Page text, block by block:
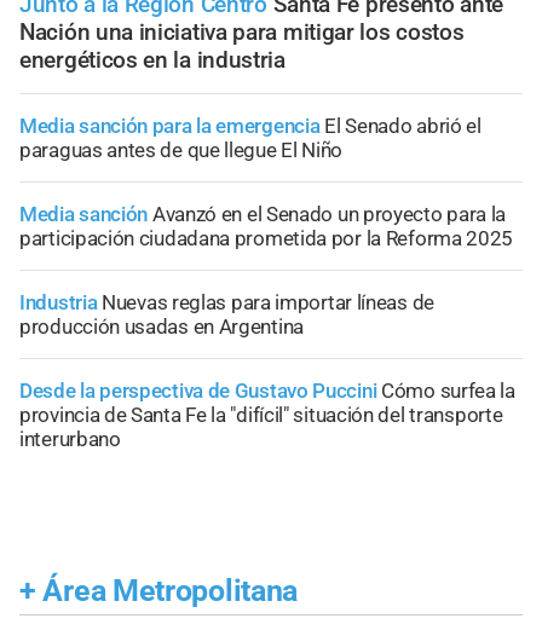
Nación una iniciativa para mitigar los costos
energéticos en la industria
Media sanción para la emergencia El Senado abrió el
paraguas antes de que llegue El Niño
Media sanción Avanzó en el Senado un proyecto para la
participación ciudadana prometida por la Reforma 2025
Industria Nuevas reglas para importar líneas de
producción usadas en Argentina
Desde la perspectiva de Gustavo Puccini Cómo surfea la
provincia de Santa Fe la "difícil" situación del transporte
interurbano
+ Área Metropolitana